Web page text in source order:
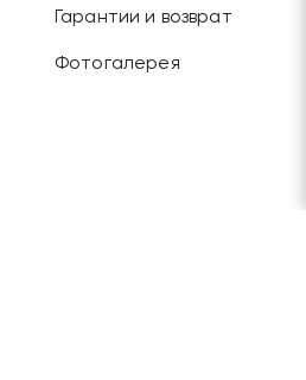
Гарантии и возврат
Фотогалерея